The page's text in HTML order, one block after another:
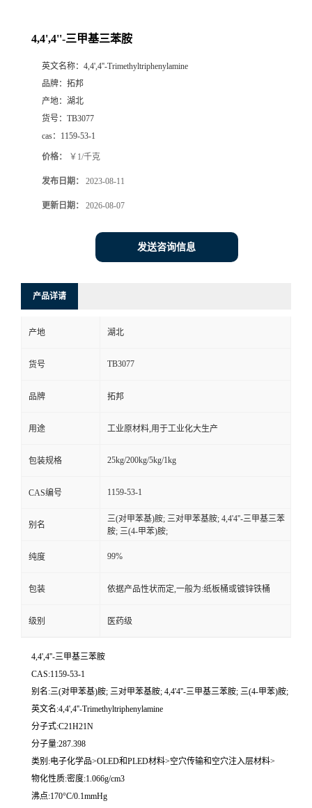
4,4',4''-三甲基三苯胺
英文名称： 4,4',4''-Trimethyltriphenylamine
品牌： 拓邦
产地： 湖北
货号： TB3077
cas： 1159-53-1
价格： ￥1/千克
发布日期： 2023-08-11
更新日期： 2026-08-07
发送咨询信息
产品详请
产地 湖北
货号 TB3077
品牌 拓邦
用途 工业原材料,用于工业化大生产
包装规格 25kg/200kg/5kg/1kg
CAS编号 1159-53-1
别名
三(对甲苯基)胺; 三对甲苯基胺; 4,4'4''-三甲基三苯
胺; 三(4-甲苯)胺;
纯度 99%
包装 依据产品性状而定,一般为:纸板桶或镀锌铁桶
级别 医药级
4,4',4''-三甲基三苯胺
CAS:1159-53-1
别名:三(对甲苯基)胺; 三对甲苯基胺; 4,4'4''-三甲基三苯胺; 三(4-甲苯)胺;
英文名:4,4',4''-Trimethyltriphenylamine
分子式:C21H21N
分子量:287.398
类别:电子化学品>OLED和PLED材料>空穴传输和空穴注入层材料>
物化性质:密度:1.066g/cm3
沸点:170°C/0.1mmHg